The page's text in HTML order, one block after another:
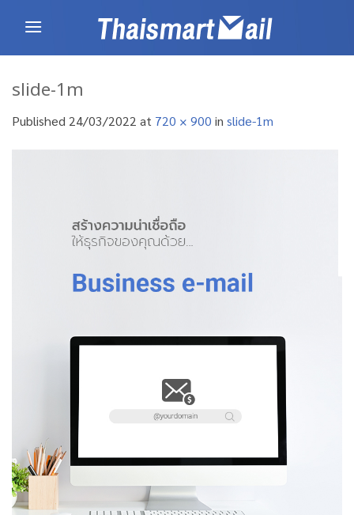
slide-1m
Published 24/03/2022 at 720 × 900 in slide-1m